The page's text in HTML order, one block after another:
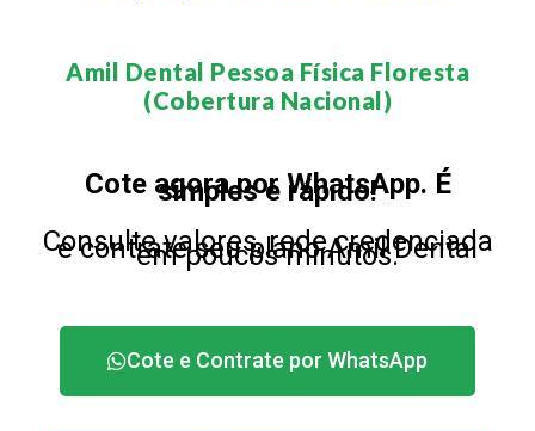
Amil Dental Pessoa Física Floresta
(Cobertura Nacional)​
Cote agora por WhatsApp. É
simples e rápido!
Consulte valores, rede credenciada
e contrate seu plano Amil Dental
em poucos minutos.
Cote e Contrate por WhatsApp